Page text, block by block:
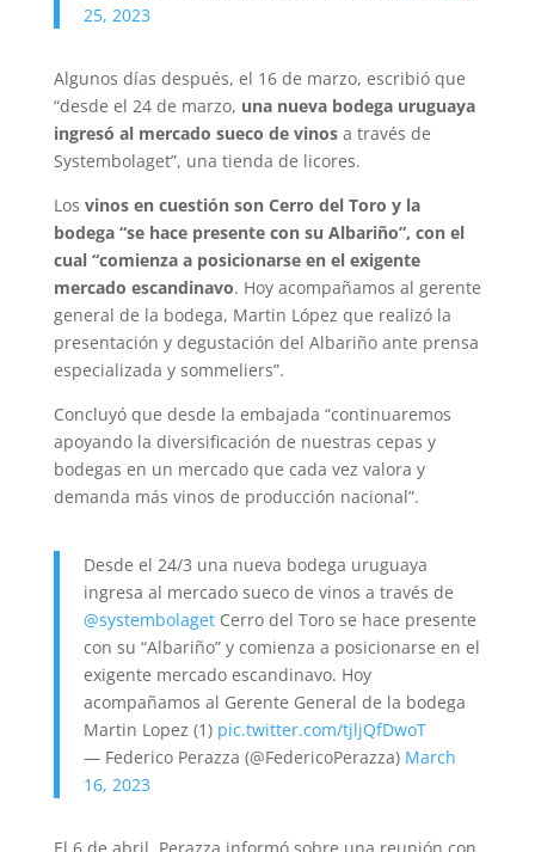
25, 2023
Algunos días después, el 16 de marzo, escribió que
“desde el 24 de marzo, una nueva bodega uruguaya
ingresó al mercado sueco de vinosa través de
Systembolaget”, una tienda de licores.
Los vinos en cuestión son Cerro del Toro y la
bodega “se hace presente con su Albariño”, con el
cual “comienza a posicionarse en el exigente
mercado escandinavo. Hoy acompañamos al gerente
general de la bodega, Martin López que realizó la
presentación y degustación del Albariño ante prensa
especializada y sommeliers”.
Concluyó que desde la embajada “continuaremos
apoyando la diversificación de nuestras cepas y
bodegas en un mercado que cada vez valora y
demanda más vinos de producción nacional”.
Desde el 24/3 una nueva bodega uruguaya
ingresa al mercado sueco de vinos a través de
@systembolagetCerro del Toro se hace presente
con su “Albariño” y comienza a posicionarse en el
exigente mercado escandinavo. Hoy
acompañamos al Gerente General de la bodega
Martin Lopez (1) pic.twitter.com/tjljQfDwoT
— Federico Perazza (@FedericoPerazza) March
16, 2023